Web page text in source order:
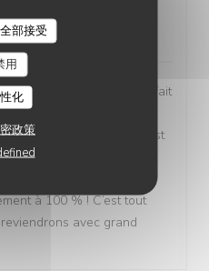
部接受
用
化
政策
质价比:
moment ! Tout était parfait
service irréprochable, et
Toute l’équipe est
de nombreuses petites
différence. Nous
à 100 % ! C’est tout
avec grand